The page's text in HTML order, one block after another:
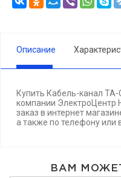
Описание
Купить Кабель-канал
компании
заказ в интернет
а также по телефонуили
ВАМ